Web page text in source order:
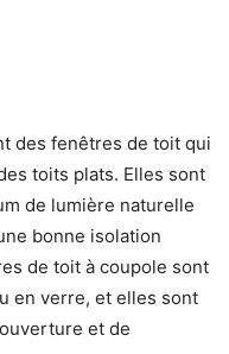
des fenêtres de toit qui
toits plats. Elles sont
de lumière naturelle
bonne isolation
de toit à coupole sont
en verre, et elles sont
et de